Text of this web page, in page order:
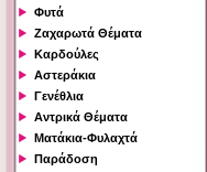
Φυτά
Ζαχαρωτά Θέματα
Καρδούλες
Αστεράκια
Γενέθλια
Αντρικά Θέματα
Ματάκια-Φυλαχτά
Παράδοση